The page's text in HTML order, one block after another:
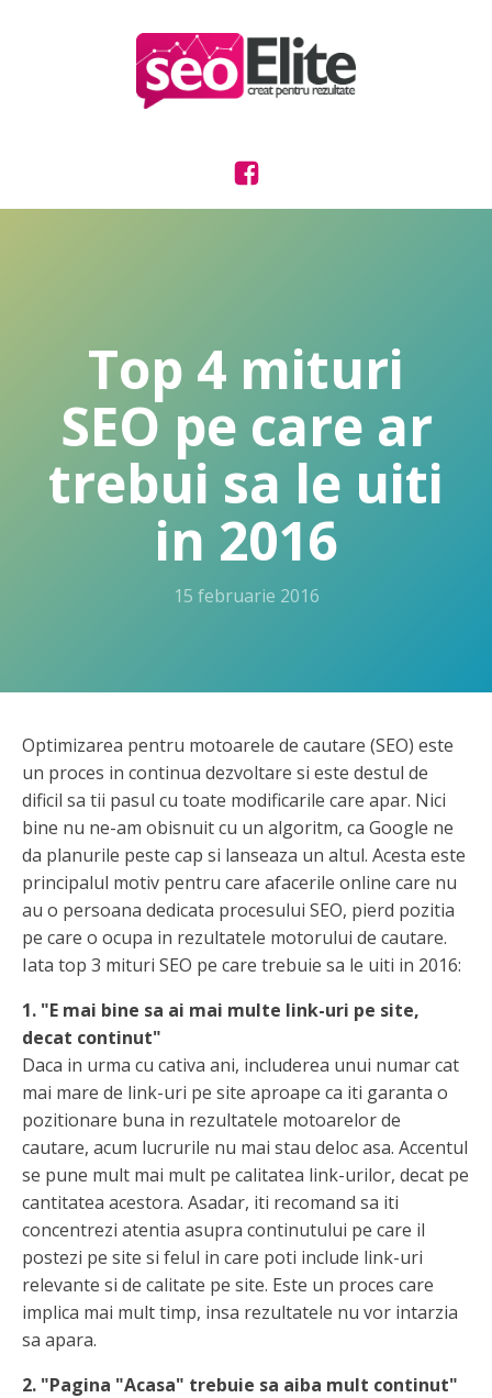
Top 4 mituri
SEO pe care ar
trebui sa le uiti
in 2016
15 februarie 2016
Optimizarea pentru motoarele de cautare (SEO) este
un proces in continua dezvoltare si este destul de
dificil sa tii pasul cu toate modificarile care apar. Nici
bine nu ne-am obisnuit cu un algoritm, ca Google ne
da planurile peste cap si lanseaza un altul. Acesta este
principalul motiv pentru care afacerile online care nu
au o persoana dedicata procesului SEO, pierd pozitia
pe care o ocupa in rezultatele motorului de cautare.
Iata top 3 mituri SEO pe care trebuie sa le uiti in 2016:
1. "E mai bine sa ai mai multe link-uri pe site,
decat continut"
Daca in urma cu cativa ani, includerea unui numar cat
mai mare de link-uri pe site aproape ca iti garanta o
pozitionare buna in rezultatele motoarelor de
cautare, acum lucrurile nu mai stau deloc asa. Accentul
se pune mult mai mult pe calitatea link-urilor, decat pe
cantitatea acestora. Asadar, iti recomand sa iti
concentrezi atentia asupra continutului pe care il
postezi pe site si felul in care poti include link-uri
relevante si de calitate pe site. Este un proces care
implica mai mult timp, insa rezultatele nu vor intarzia
sa apara.
2. "Pagina "Acasa" trebuie sa aiba mult continut"